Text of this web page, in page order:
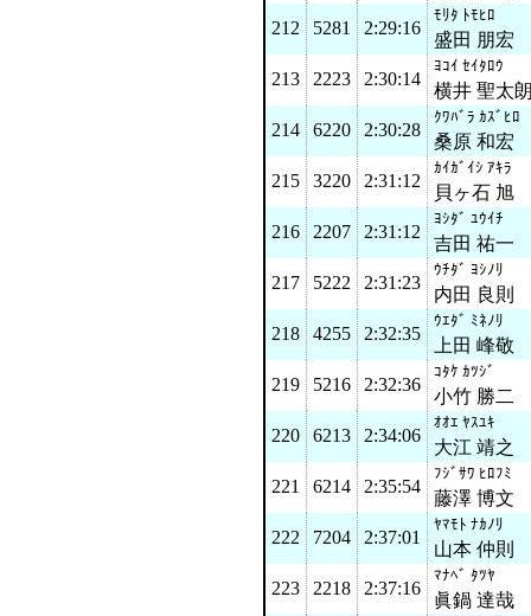
212
5281 2:29:16
ﾓﾘﾀ ﾄﾓﾋﾛ
盛田 朋宏
213
2223 2:30:14
ﾖｺｲ ｾｲﾀﾛｳ
横井 聖太
214
6220 2:30:28
ｸﾜﾊﾞﾗ ｶｽﾞﾋﾛ
桑原 和宏
215
3220 2:31:12
ｶｲｶﾞｲｼ ｱｷﾗ
貝ヶ石 旭
216
2207 2:31:12
ﾖｼﾀﾞ ﾕｳｲﾁ
吉田 祐一
217
5222 2:31:23
ｳﾁﾀﾞ ﾖｼﾉﾘ
内田 良則
218
4255 2:32:35
ｳｴﾀﾞ ﾐﾈﾉﾘ
上田 峰敬
219
5216 2:32:36
ｺﾀｹ ｶﾂｼﾞ
小竹 勝二
220
6213 2:34:06
ｵｵｴ ﾔｽﾕｷ
大江 靖之
221
6214 2:35:54
ﾌｼﾞｻﾜ ﾋﾛﾌﾐ
藤澤 博文
222
7204 2:37:01
ﾔﾏﾓﾄ ﾅｶﾉﾘ
山本 仲則
223
2218 2:37:16
ﾏﾅﾍﾞ ﾀﾂﾔ
眞鍋 達哉